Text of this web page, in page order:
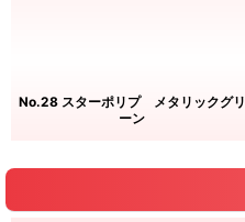
No.28 スターポリプ メタリックグリ
ーン